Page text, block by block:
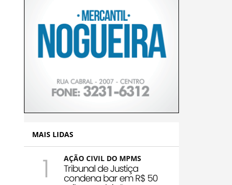
MAIS LIDAS
1 AÇÃO CIVIL DO MPMS
Tribunal de Justiça
condena bar em R$ 50